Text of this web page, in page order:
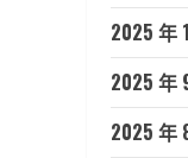
2025 年
2025 年
2025 年